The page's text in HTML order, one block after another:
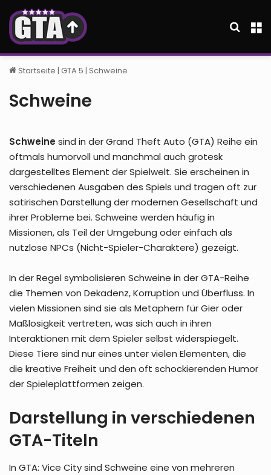
Startseite | GTA 5 | Schweine
Schweine
Schweinesind in der Grand Theft Auto (GTA) Reihe ein
oftmals humorvoll und manchmal auch grotesk
dargestelltes Element der Spielwelt. Sie erscheinen in
verschiedenen Ausgaben des Spiels und tragen oft zur
satirischen Darstellung der modernen Gesellschaft und
ihrer Probleme bei. Schweine werden häufig in
Missionen, als Teil der Umgebung oder einfach als
nutzlose NPCs (Nicht-Spieler-Charaktere) gezeigt.
In der Regel symbolisieren Schweine in der GTA-Reihe
die Themen von Dekadenz, Korruption und Überfluss. In
vielen Missionen sind sie als Metaphern für Gier oder
Maßlosigkeit vertreten, was sich auch in ihren
Interaktionen mit dem Spieler selbst widerspiegelt.
Diese Tiere sind nur eines unter vielen Elementen, die
die kreative Freiheit und den oft schockierenden Humor
der Spieleplattformen zeigen.
Darstellung in verschiedenen
GTA-Titeln
In GTA: Vice City sind Schweine eine von mehreren